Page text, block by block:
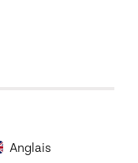
Anglais